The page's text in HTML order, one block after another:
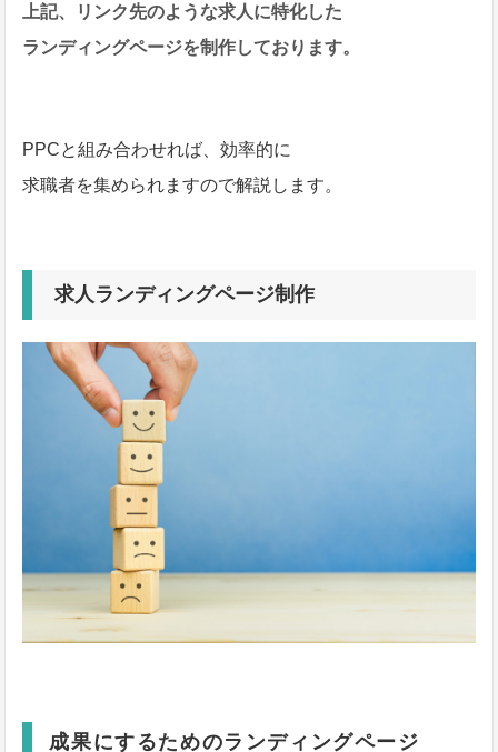
上記、リンク先のような求人に特化した
ランディングページを制作しております。
PPCと組み合わせれば、効率的に
求職者を集められますので解説します。
求人ランディングページ制作
成果にするためのランディングページ